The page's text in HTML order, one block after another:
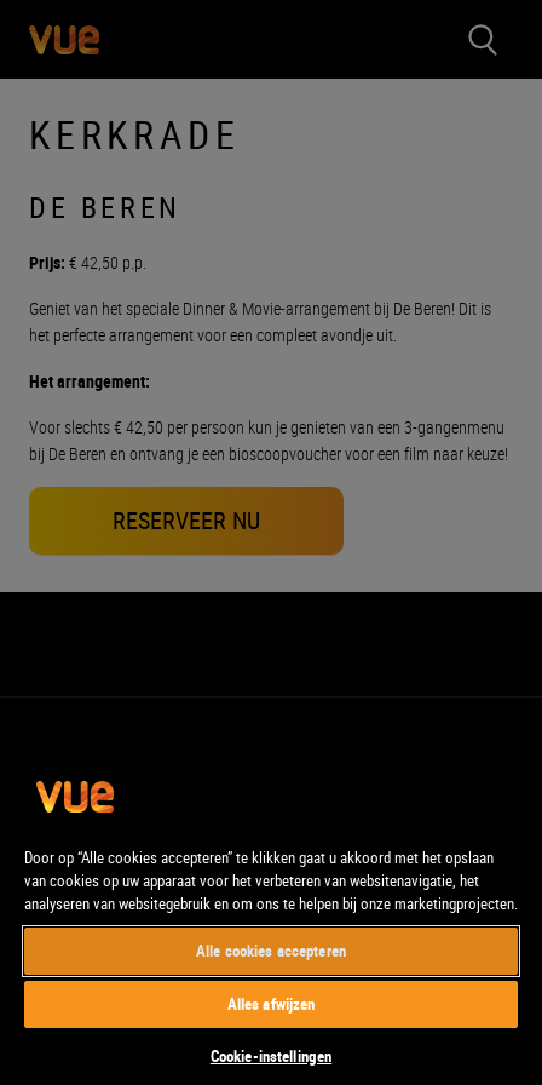
KERKRADE
DE BEREN
Prijs: € 42,50 p.p.
Geniet van het speciale Dinner & Movie-arrangement bij De Beren! Dit is
het perfecte arrangement voor een compleet avondje uit.
Het arrangement:
Voor slechts € 42,50 per persoon kun je genieten van een 3-gangenmenu
bij De Beren en ontvang je een bioscoopvoucher voor een film naar keuze!
RESERVEER NU
© Vue. Alle rechten voorbehouden.
Door op “Alle cookies accepteren” te klikken gaat u akkoord met het opslaan
van cookies op uw apparaat voor het verbeteren van websitenavigatie, het
analyseren van websitegebruik en om ons te helpen bij onze marketingprojecten.
Alle cookies accepteren
Alles afwijzen
Cookie-instellingen